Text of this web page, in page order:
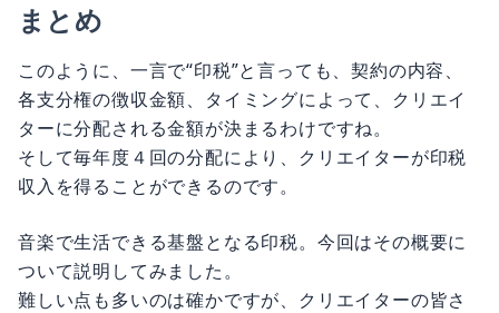
まとめ
このように、一言で“印税”と言っても、契約の内容、
各支分権の徴収金額、タイミングによって、クリエイ
ターに分配される金額が決まるわけですね。
そして毎年度４回の分配により、クリエイターが印税
収入を得ることができるのです。
音楽で生活できる基盤となる印税。今回はその概要に
ついて説明してみました。
難しい点も多いのは確かですが、クリエイターの皆さ